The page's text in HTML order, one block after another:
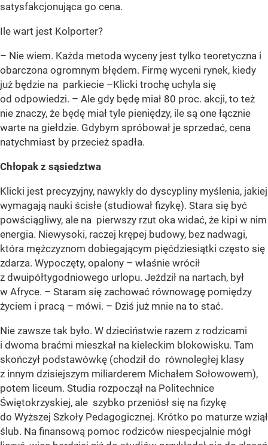
satysfakcjonująca go cena.
Ile wart jest Kolporter?
– Nie wiem. Każda metoda wyceny jest tylko teoretyczna i
obarczona ogromnym błędem. Firmę wyceni rynek, kiedy
już będzie na parkiecie –Klicki trochę uchyla się
od odpowiedzi. – Ale gdy będę miał 80 proc. akcji, to też
nie znaczy, że będę miał tyle pieniędzy, ile są one łącznie
warte na giełdzie. Gdybym spróbował je sprzedać, cena
natychmiast by przecież spadła.
Chłopak z sąsiedztwa
Klicki jest precyzyjny, nawykły do dyscypliny myślenia, jakiej
wymagają nauki ścisłe (studiował fizykę). Stara się być
powściągliwy, ale na pierwszy rzut oka widać, że kipi w nim
energia. Niewysoki, raczej krępej budowy, bez nadwagi,
która mężczyznom dobiegającym pięćdziesiątki często się
zdarza. Wypoczęty, opalony – właśnie wrócił
z dwuipółtygodniowego urlopu. Jeździł na nartach, był
w Afryce. – Staram się zachować równowagę pomiędzy
życiem i pracą – mówi. – Dziś już mnie na to stać.
Nie zawsze tak było. W dzieciństwie razem z rodzicami
i dwoma braćmi mieszkał na kieleckim blokowisku. Tam
skończył podstawówkę (chodził do równoległej klasy
z innym dzisiejszym miliarderem Michałem Sołowowem),
potem liceum. Studia rozpoczął na Politechnice
Świętokrzyskiej, ale szybko przeniósł się na fizykę
do Wyższej Szkoły Pedagogicznej. Krótko po maturze wziął
ślub. Na finansową pomoc rodziców niespecjalnie mógł